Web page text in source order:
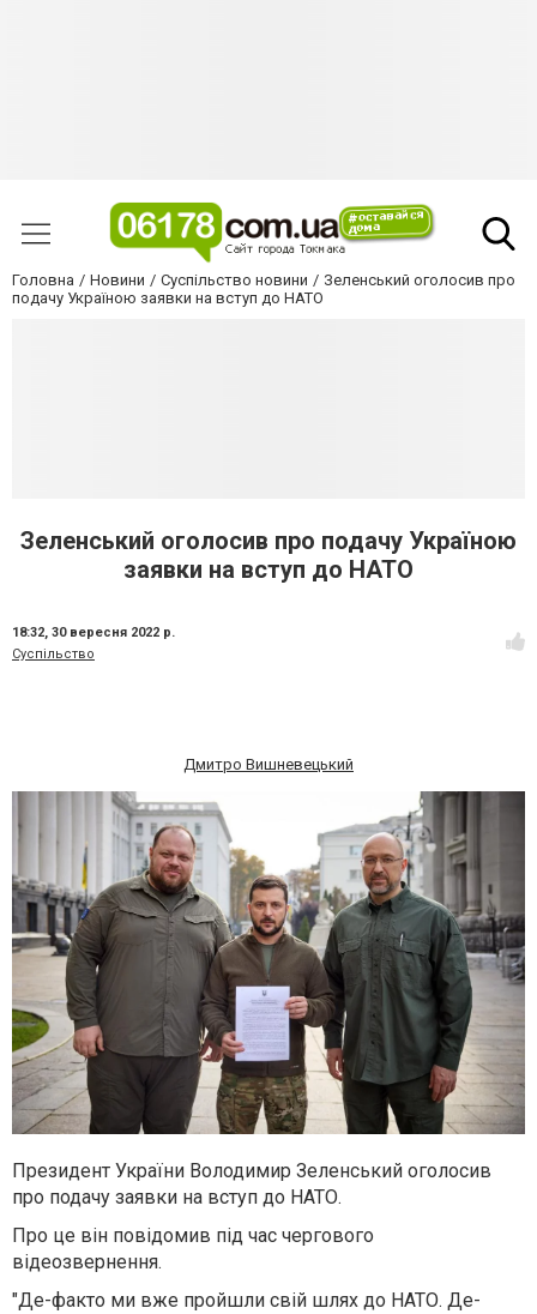
Головна Новини Суспільство новини
Зеленський оголосив про
подачу Україною заявки на вступ до НАТО
Зеленський оголосив про подачу Україною
заявки на вступ до НАТО
18:32, 30 вересня 2022 р.
Суспільство
Дмитро Вишневецький
Президент України Володимир Зеленський оголосив
про подачу заявки на вступ до НАТО.
Про це він повідомив під час чергового
відеозвернення.
"Де-факто ми вже пройшли свій шлях до НАТО. Де-